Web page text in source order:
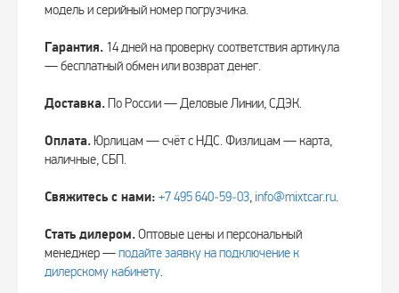
модель и серийный номер погрузчика.
Гарантия. 14 дней на проверку соответствия артикула
— бесплатный обмен или возврат денег.
Доставка.По России — Деловые Линии, СДЭК.
Оплата. Юрлицам — счёт с НДС. Физлицам — карта,
наличные, СБП.
Свяжитесь с нами: +7 495 640‑59‑03, info@mixtcar.ru.
Стать дилером.Оптовые цены и персональный
менеджер —подайте заявку на подключение к
дилерскому кабинету.